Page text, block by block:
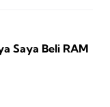
Saya Beli RAM